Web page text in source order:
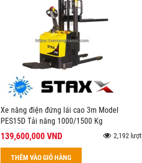
Xe nâng điện đứng lái cao 3m Model
PES15D Tải nâng 1000/1500 Kg
139,600,000 VND 2,192 lượt
THÊM VÀO GIỎ HÀNG